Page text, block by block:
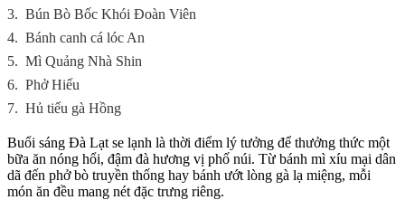
3. Bún Bò Bốc Khói Đoàn Viên
4. Bánh canh cá lóc An
5. Mì Quảng Nhà Shin
6. Phở Hiếu
7. Hủ tiếu gà Hồng
Buổi sáng Đà Lạt se lạnh là thời điểm lý tưởng để thưởng thức một
bữa ăn nóng hổi, đậm đà hương vị phố núi. Từ bánh mì xíu mại dân
dã đến phở bò truyền thống hay bánh ướt lòng gà lạ miệng, mỗi
món ăn đều mang nét đặc trưng riêng.